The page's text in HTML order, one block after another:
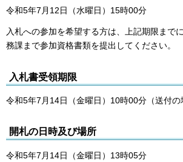
令和5年7月12日（水曜日）15時00分
入札への参加を希望する方は、上記期限まで
務課まで参加資格書類を提出してください。
入札書受領期限
令和5年7月14日（金曜日）10時00分（送付の
開札の日時及び場所
令和5年7月14日（金曜日）13時05分